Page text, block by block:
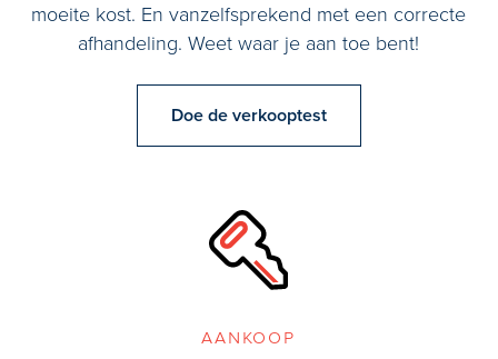
- Dubbel glas;
- Energielabel C;
- Oud pand- en niet zelf bewoond clausule van toepassing.
moeite kost. En vanzelfsprekend met een correcte
afhandeling. Weet waar je aan toe bent!
Doe de verkooptest
aankoop